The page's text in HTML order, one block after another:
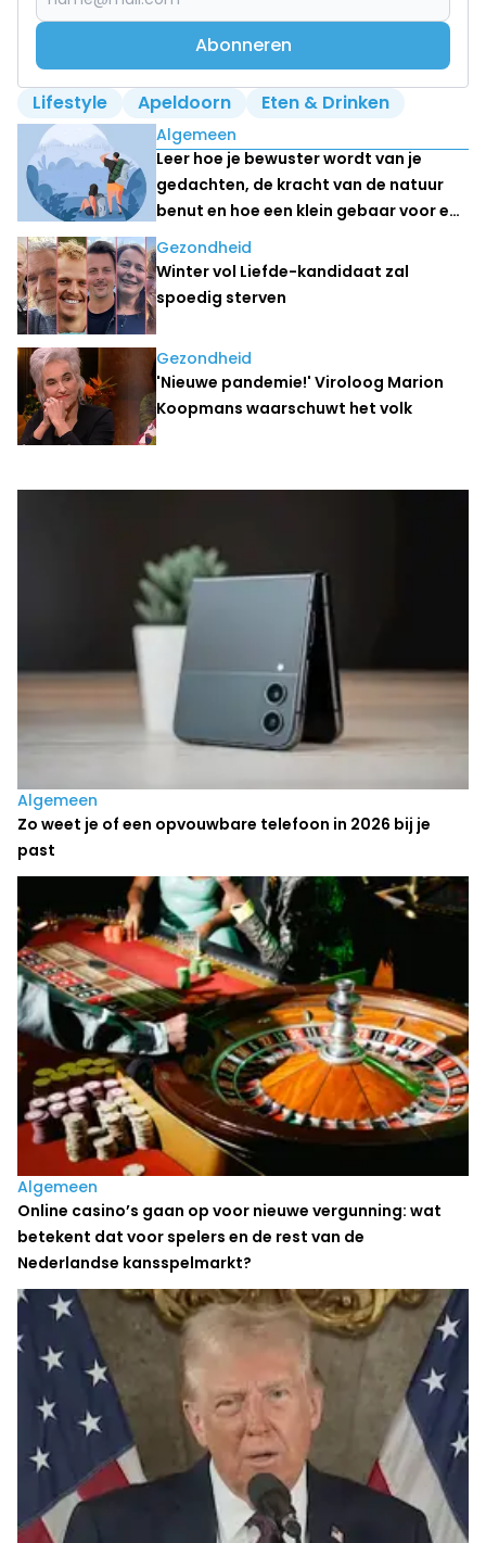
Abonneren
Lifestyle Apeldoorn Eten & Drinken
Lees ook
Algemeen
Leer hoe je bewuster wordt van je
gedachten, de kracht van de natuur
benut en hoe een klein gebaar voor een
ander ook jouw dag positief kan
veranderen
Gezondheid
Winter vol Liefde-kandidaat zal
spoedig sterven
Gezondheid
'Nieuwe pandemie!' Viroloog Marion
Koopmans waarschuwt het volk
Laatste nieuws
Algemeen
Zo weet je of een opvouwbare telefoon in 2026 bij je
past
Algemeen
Online casino’s gaan op voor nieuwe vergunning: wat
betekent dat voor spelers en de rest van de
Nederlandse kansspelmarkt?